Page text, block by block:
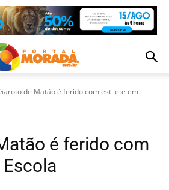
de Matão é ferido com estilete em
é ferido com